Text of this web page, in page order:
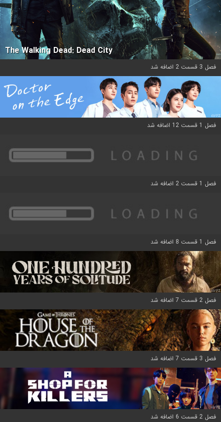
The Walking Dead: Dead City
فصل 3 قسمت 2 اضافه شد
فصل 1 قسمت 12 اضافه شد
فصل 1 قسمت 2 اضافه شد
فصل 1 قسمت 8 اضافه شد
فصل 2 قسمت 7 اضافه شد
فصل 3 قسمت 7 اضافه شد
فصل 2 قسمت 6 اضافه شد